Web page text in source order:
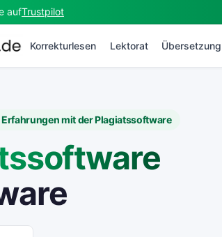
aufTrustpilot
Korrekturlesen Lektorat Übersetzung
Erfahrungen mit der Plagiatssoftware